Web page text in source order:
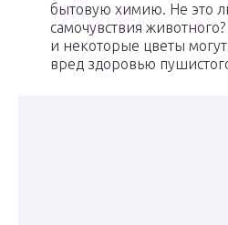
бытовую химию. Не это
самочувствия
и некоторые цветы
вред здоровью